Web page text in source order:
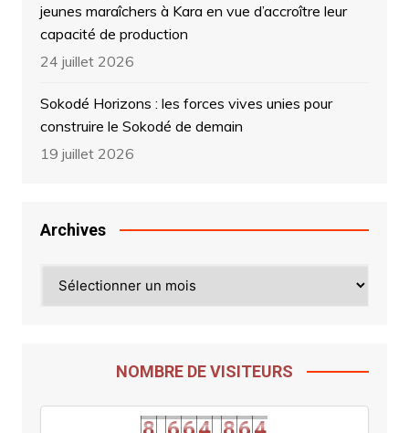
jeunes maraîchers à Kara en vue d’accroître leur
capacité de production
24 juillet 2026
Sokodé Horizons : les forces vives unies pour
construire le Sokodé de demain
19 juillet 2026
Archives
NOMBRE DE VISITEURS
3